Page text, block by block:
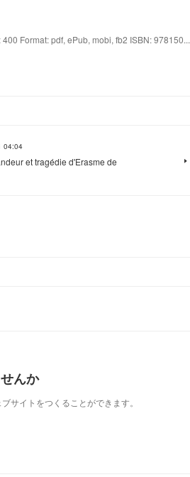
Format: pdf, ePub, mobi, fb2 ISBN: 978150...
04:04
et tragédie d'Erasme de
んか
サイトをつくることができます。